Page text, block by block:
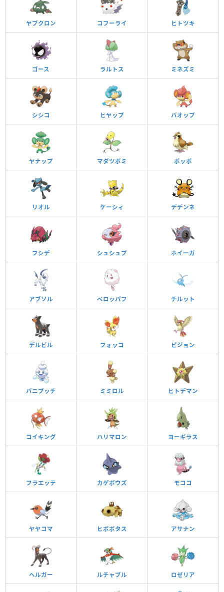
ヤブクロン コフーライ ヒトツキ
ゴース ラルトス ミネズミ
シシコ ヒヤップ バオップ
ヤナップ マダツボミ ポッポ
リオル ケーシィ デデンネ
フシデ シュシュプ ホイーガ
アブソル ペロッパフ チルット
デルビル フォッコ ピジョン
バニプッチ ミミロル ヒトデマン
コイキング ハリマロン ヨーギラス
フラエッテ カゲボウズ モココ
ヤヤコマ ヒポポタス アサナン
ヘルガー ルチャブル ロゼリア